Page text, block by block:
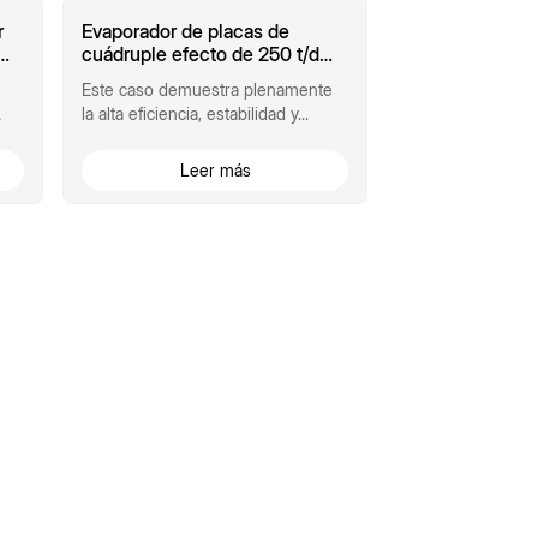
Evaporador de placas de
cuádruple efecto de 250 t/d
salinidad derivadas de aditivos
de caucho y sulfato de sodio.
Este caso demuestra plenamente
la alta eficiencia, estabilidad y...
Leer más